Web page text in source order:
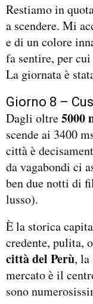
Restiamo in
a scendere. Mi
e di un colore
fa sentire, per
La giornata è
Giorno 8 –
Dagli oltre5000
scende ai 3400
città è
da vagabondi ci
ben due notti di
lusso).
È la storica
credente, pulita,
città del Perù,
mercato è il
sono